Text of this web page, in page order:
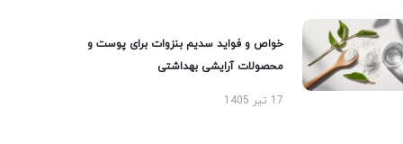
خواص و فواید سدیم بنزوات برای پوست و
محصولات آرایشی بهداشتی
17 تیر 1405